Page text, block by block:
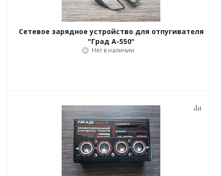
Сетевое зарядное устройство для отпугивателя
"Град А-550"
Нет в наличии